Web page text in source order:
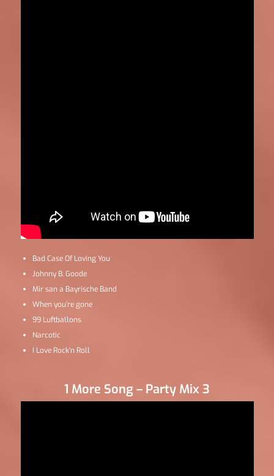
Bad Case Of Loving You
Johnny B. Goode
Mir san a Bayrische Band
When you’re gone
99 Luftballons
Narcotic
I Love Rock’n Roll
1 More Song – Party Mix 3